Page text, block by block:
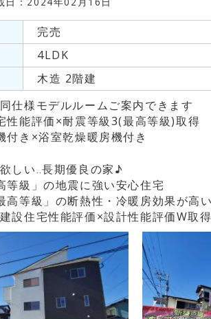
完売
4LDK
木造 2階建
仕様モデルルームご案内できます
性能評価×耐震等級3(最高等級)取得
付き×浴室乾燥暖房機付き
しい‥長期優良の家♪
級」の地震に強い安心住宅
等級」の断熱性・冷暖房効果が高
住宅性能評価×設計性能評価W取